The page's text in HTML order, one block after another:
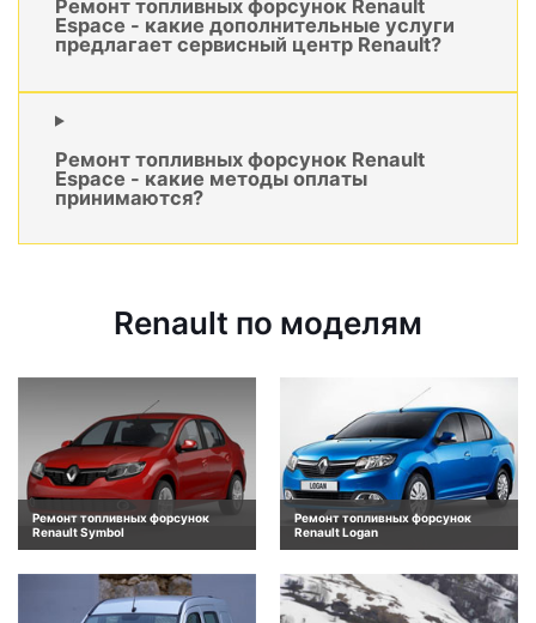
Ремонт топливных форсунок Renault
Espace - какие дополнительные услуги
предлагает сервисный центр Renault?
Ремонт топливных форсунок Renault
Espace - какие методы оплаты
принимаются?
Renault по моделям
Ремонт топливных форсунок
Renault Symbol
Ремонт топливных форсунок
Renault Logan